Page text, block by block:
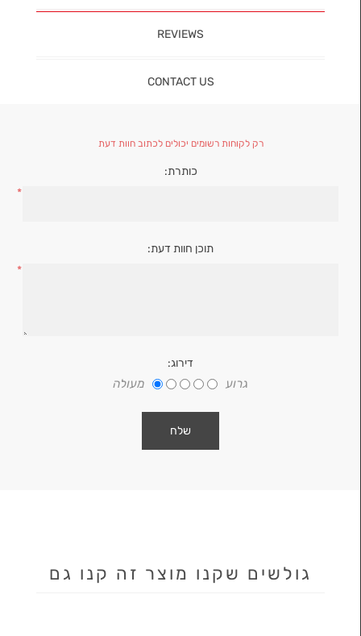
REVIEWS
CONTACT US
רק לקוחות רשומים יכולים לכתוב חוות דעת
כותרת:
*
תוכן חוות דעת:
*
דירוג:
גרוע מעולה
גולשים שקנו מוצר זה קנו גם